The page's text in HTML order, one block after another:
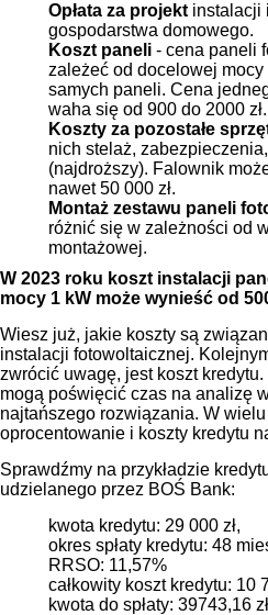
Opłata za projekt instalacji
gospodarstwa domowego.
Koszt paneli - cena paneli
zależeć od docelowej
samych paneli. Cena
waha się od 900 do 2000 zł.
Koszty za pozostałe
nich stelaż,
(najdroższy). Falownik
nawet 50 000 zł.
Montaż zestawu paneli
różnić się w zależności od
montażowej.
W 2023 roku koszt instalacji
mocy 1 kW może wynieść od
Wiesz już, jakie koszty są
instalacji fotowoltaicznej.
zwrócić uwagę, jest koszt
mogą poświęcić czas na analizę
najtańszego rozwiązania. W
oprocentowanie i koszty kredytu
Sprawdźmy na przykładzie
udzielanego przez BOŚ Bank:
kwota kredytu: 29 000 zł,
okres spłaty kredytu: 48
RRSO: 11,57%
całkowity koszt kredytu: 10
kwota do spłaty: 39743,16 zł